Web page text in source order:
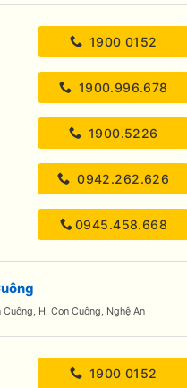
1900 0152
1900.996.678
1900.5226
0942.262.626
0945.458.668
Cuông, H. Con Cuông, Nghệ An
1900 0152